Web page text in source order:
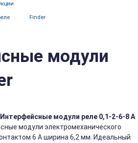
Finder
модули
Интерфейсные модули реле 0,1-2-6-8 А
модули электромеханического
6 A ширина 6,2 мм. Идеальный